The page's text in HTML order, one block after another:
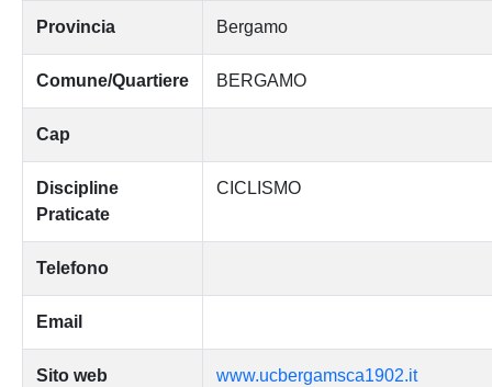
Provincia Bergamo
Comune/Quartiere BERGAMO
Cap
Discipline
Praticate
CICLISMO
Telefono
Email
Sito web www.ucbergamsca1902.it